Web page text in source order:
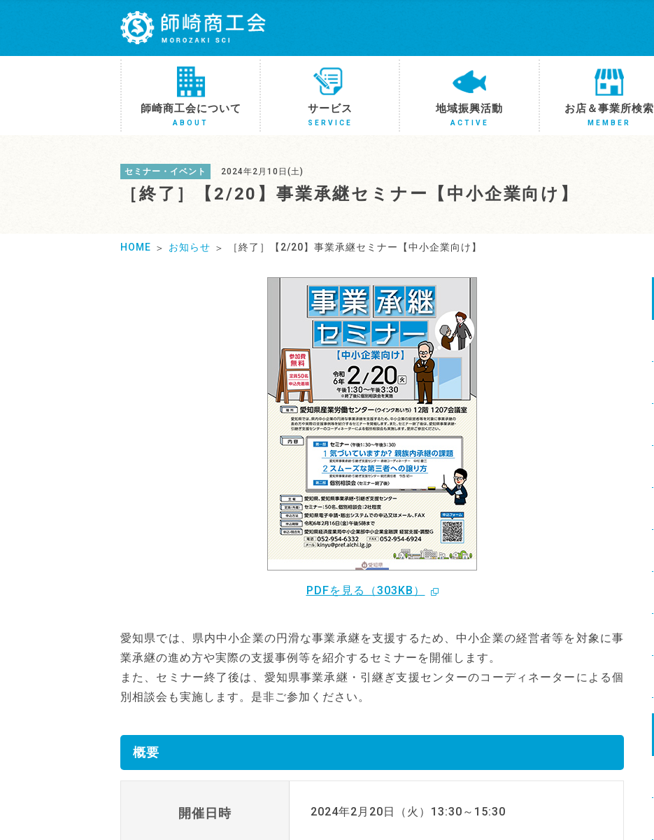
師崎商工会について
ABOUT
サービス
SERVICE
地域振興活動
ACTIVE
お店＆事業所検索
MEMBER
セミナー・イベント 2024年2月10日(土)
［終了］【2/20】事業承継セミナー【中小企業向け】
HOME お知らせ ［終了］【2/20】事業承継セミナー【中小企業向け】
PDFを見る（303KB）
愛知県では、県内中小企業の円滑な事業承継を支援するため、中小企業の経営者等を対象に事
業承継の進め方や実際の支援事例等を紹介するセミナーを開催します。
また、セミナー終了後は、愛知県事業承継・引継ぎ支援センターのコーディネーターによる個
別相談会も実施します。是非ご参加ください。
概要
開催日時 2024年2月20日（火）13:30～15:30